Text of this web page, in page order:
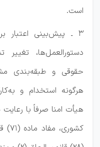
است.
3 ـ پیش‌بینی اعتبار
دستورالعمل‌ها،
حقوقی و طبقه‌بندی
هرگونه استخدام و